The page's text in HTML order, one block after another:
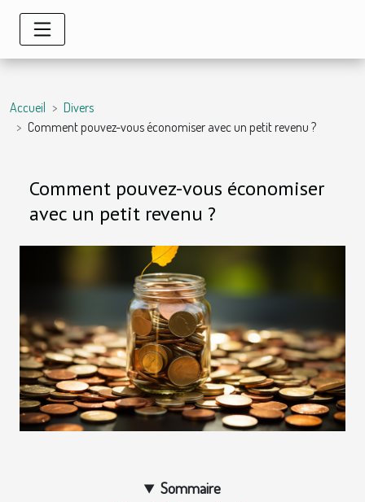
Accueil
Divers
Comment pouvez-vous économiser avec un petit revenu ?
Comment pouvez-vous économiser
avec un petit revenu ?
Sommaire